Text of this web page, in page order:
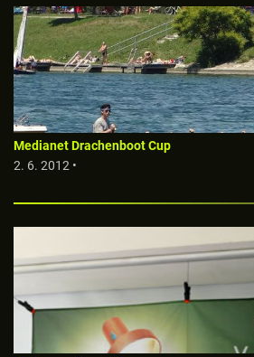
Medianet Drachenboot Cup
2. 6. 2012 •